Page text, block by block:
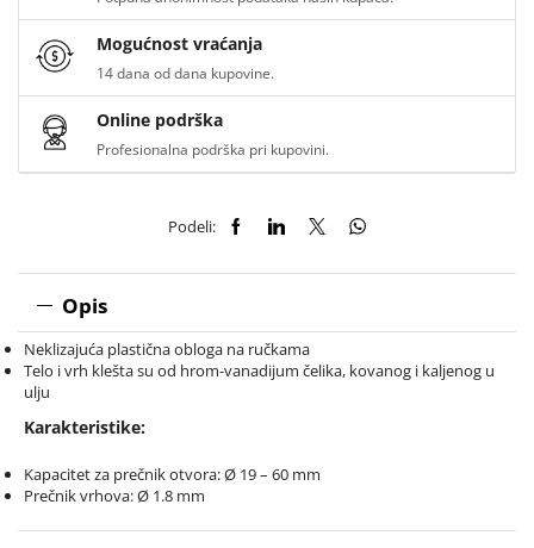
Mogućnost vraćanja
14 dana od dana kupovine.
Online podrška
Profesionalna podrška pri kupovini.
Podeli:
Opis
Neklizajuća plastična obloga na ručkama
Telo i vrh klešta su od hrom-vanadijum čelika, kovanog i kaljenog u
ulju
Karakteristike:
Kapacitet za prečnik otvora: Ø 19 – 60 mm
Prečnik vrhova: Ø 1.8 mm